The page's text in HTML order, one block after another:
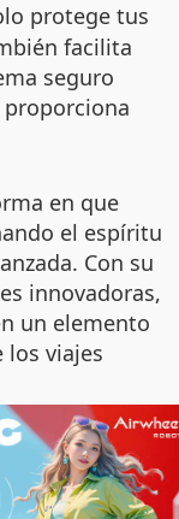
protege tus
facilita
seguro
en que
el espíritu
Con su
innovadoras,
un elemento
los viajes